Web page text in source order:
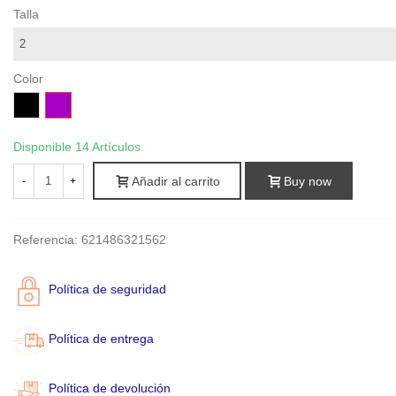
Talla
Color
Disponible 14 Artículos
- + Añadir al carrito Buy now
Referencia: 621486321562
Política de seguridad
Política de entrega
Política de devolución